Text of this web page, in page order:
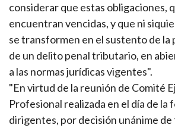
considerar que estas obligaciones,
encuentran vencidas, y que ni
se transformen en el sustento de la
de un delito penal tributario, en
a las normas jurídicas vigentes".
"En virtud de la reunión de Comité
Profesional realizada en el día de la
dirigentes, por decisión unánime de